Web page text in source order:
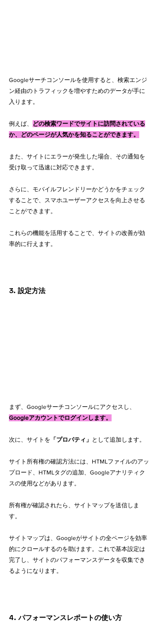
Googleサーチコンソールを使用すると、検索エンジ
ン経由のトラフィックを増やすためのデータが手に
入ります。
例えば、
どの検索ワードでサイトに訪問されている
か、どのページが人気かを知ることができます。
また、サイトにエラーが発生した場合、その通知を
受け取って迅速に対応できます。
さらに、モバイルフレンドリーかどうかをチェック
することで、スマホユーザーアクセスを向上させる
ことができます。
これらの機能を活用することで、サイトの改善が効
率的に行えます。
3. 設定方法
まず、Googleサーチコンソールにアクセスし、
Googleアカウントでログインします。
次に、サイトを 「プロパティ」 として追加します。
サイト所有権の確認方法には、HTMLファイルのアッ
プロード、HTMLタグの追加、Googleアナリティク
スの使用などがあります。
所有権が確認されたら、サイトマップを送信しま
す。
サイトマップは、Googleがサイトの全ページを効率
的にクロールするのを助けます。これで基本設定は
完了し、サイトのパフォーマンスデータを収集でき
るようになります。
4. パフォーマンスレポートの使い方